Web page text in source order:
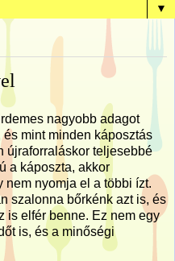
▼
nagyobb adagot
mint minden káposztás
újraforraláskor teljesebbé
a káposzta, akkor
nem nyomja el a többi ízt.
szalonna bőrkénk azt is, és
is elfér benne. Ez nem egy
is, és a minőségi